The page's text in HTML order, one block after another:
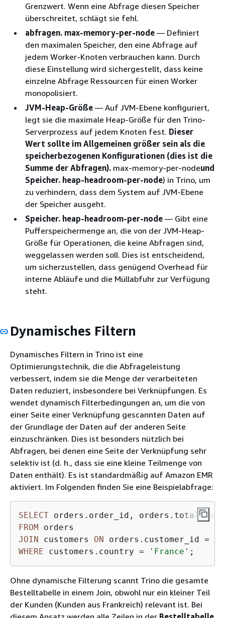
Grenzwert. Wenn eine Abfrage diesen Speicher
überschreitet, schlägt sie fehl.
abfragen. max-memory-per-node — Definiert
den maximalen Speicher, den eine Abfrage auf
jedem Worker-Knoten verbrauchen kann. Durch
diese Einstellung wird sichergestellt, dass keine
einzelne Abfrage Ressourcen für einen Worker
monopolisiert.
JVM-Heap-Größe — Auf JVM-Ebene konfiguriert,
legt sie die maximale Heap-Größe für den Trino-
Serverprozess auf jedem Knoten fest. Dieser
Wert sollte im Allgemeinen größer sein als die
speicherbezogenen Konfigurationen (dies ist die
Summe der Abfragen). max-memory-per-nodeund
Speicher. heap-headroom-per-node) in Trino, um
zu verhindern, dass dem System auf JVM-Ebene
der Speicher ausgeht.
Speicher. heap-headroom-per-node — Gibt eine
Pufferspeichermenge an, die von der JVM-Heap-
Größe für Operationen, die keine Abfragen sind,
weggelassen werden soll. Dies ist entscheidend,
um sicherzustellen, dass genügend Overhead für
interne Abläufe und die Müllabfuhr zur Verfügung
steht.
Dynamisches Filtern
Dynamisches Filtern in Trino ist eine
Optimierungstechnik, die die Abfrageleistung
verbessert, indem sie die Menge der verarbeiteten
Daten reduziert, insbesondere bei Verknüpfungen. Es
wendet dynamisch Filterbedingungen an, um die von
einer Seite einer Verknüpfung gescannten Daten auf
der Grundlage der Daten auf der anderen Seite
einzuschränken. Dies ist besonders nützlich bei
Abfragen, bei denen eine Seite der Verknüpfung sehr
selektiv ist (d. h., dass sie eine kleine Teilmenge von
Daten enthält). Es ist standardmäßig auf Amazon EMR
aktiviert. Im Folgenden finden Sie eine Beispielabfrage:
SELECT
FROM
JOIN customers ON orders.customer_id =
WHERE customers.country = 'France' ;
Ohne dynamische Filterung scannt Trino die gesamte
Bestelltabelle in einem Join, obwohl nur ein kleiner Teil
der Kunden (Kunden aus Frankreich) relevant ist. Bei